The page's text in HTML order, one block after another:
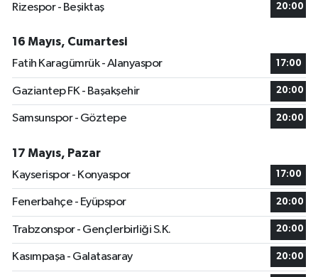
Rizespor - Beşiktaş
20:00
16 Mayıs, Cumartesi
Fatih Karagümrük - Alanyaspor
17:00
Gaziantep FK - Başakşehir 20:00
Samsunspor - Göztepe 20:00
17 Mayıs, Pazar
Kayserispor - Konyaspor
17:00
Fenerbahçe - Eyüpspor 20:00
Trabzonspor - Gençlerbirliği S.K. 20:00
Kasımpaşa - Galatasaray 20:00